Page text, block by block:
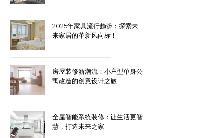
2025年家具流行趋势：探索未
来家居的革新风向标！
房屋装修新潮流：小户型单身公
寓改造的创意设计之旅
全屋智能系统装修：让生活更智
慧，打造未来之家